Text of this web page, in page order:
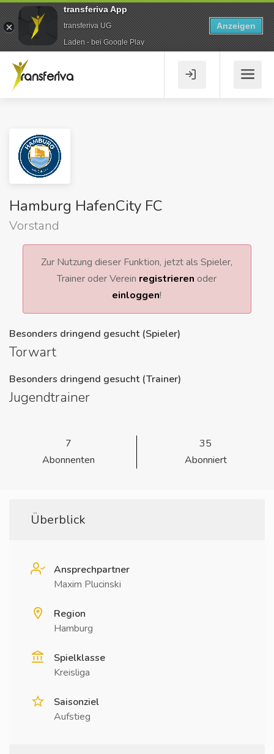
Hamburg HafenCity FC
Vorstand
Zur Nutzung dieser Funktion, jetzt als Spieler,
Trainer oder Verein registrieren oder
einloggen!
Besonders dringend gesucht (Spieler)
Torwart
Besonders dringend gesucht (Trainer)
Jugendtrainer
7
Abonnenten
35
Abonniert
Überblick
Ansprechpartner
Maxim Plucinski
Region
Hamburg
Spielklasse
Kreisliga
Saisonziel
Aufstieg
transferiva App
transferiva UG
Laden - bei Google Play
Anzeigen